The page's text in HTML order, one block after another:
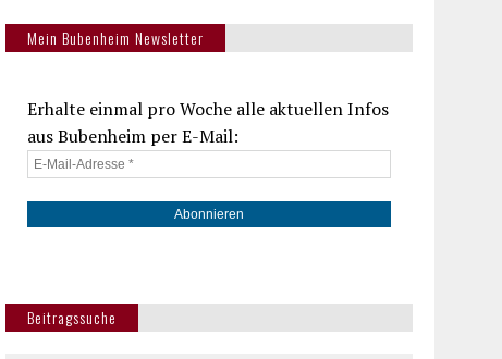
Mein Bubenheim Newsletter
Erhalte einmal pro Woche alle aktuellen Infos
aus Bubenheim per E-Mail:
Beitragssuche